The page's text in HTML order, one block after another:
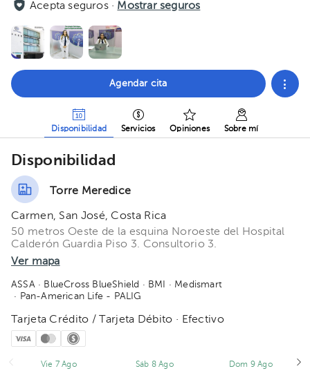
Acepta seguros · Mostrar seguros
Agendar cita
Disponibilidad Servicios Opiniones Sobre mí
Disponibilidad
Torre Meredice
Carmen, San José, Costa Rica
50 metros Oeste de la esquina Noroeste del Hospital
Calderón Guardia Piso 3. Consultorio 3.
Ver mapa
ASSA· BlueCross BlueShield · BMI
· Medismart
· Pan-American Life - PALIG
Tarjeta Crédito / Tarjeta Débito · Efectivo
Vie 7 Ago
Sáb 8 Ago
Dom 9 Ago